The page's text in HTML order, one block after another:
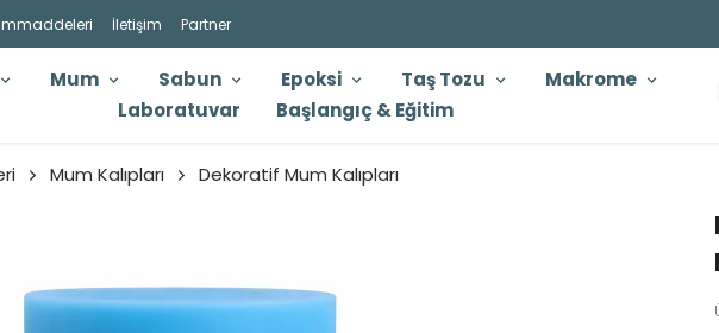
İletişim Partner
Mum Sabun Epoksi Taş Tozu
Makrome
Laboratuvar
Başlangıç & Eğitim
Mum Kalıpları Dekoratif Mum Kalıpları